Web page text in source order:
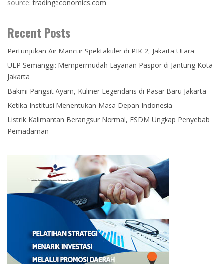
source:tradingeconomics.com
Recent Posts
Pertunjukan Air Mancur Spektakuler di PIK 2, Jakarta Utara
ULP Semanggi: Mempermudah Layanan Paspor di Jantung Kota
Jakarta
Bakmi Pangsit Ayam, Kuliner Legendaris di Pasar Baru Jakarta
Ketika Institusi Menentukan Masa Depan Indonesia
Listrik Kalimantan Berangsur Normal, ESDM Ungkap Penyebab
Pemadaman